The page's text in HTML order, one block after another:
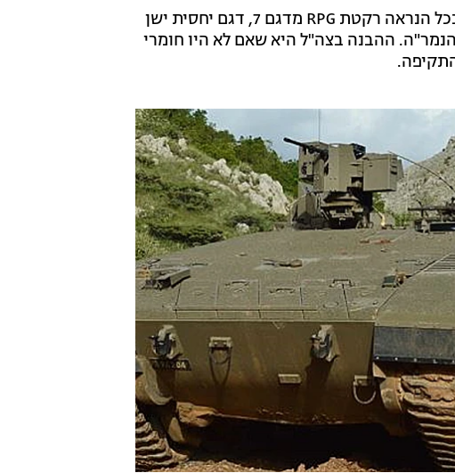
במערכת הביטחון התחושות מאוד קשות בעקבות האסון, שככל הנראה רקטת RPG מדגם 7, דגם יחסית ישן
הנמר"ה. ההבנה בצה"ל היא שאם לא היו חומרי